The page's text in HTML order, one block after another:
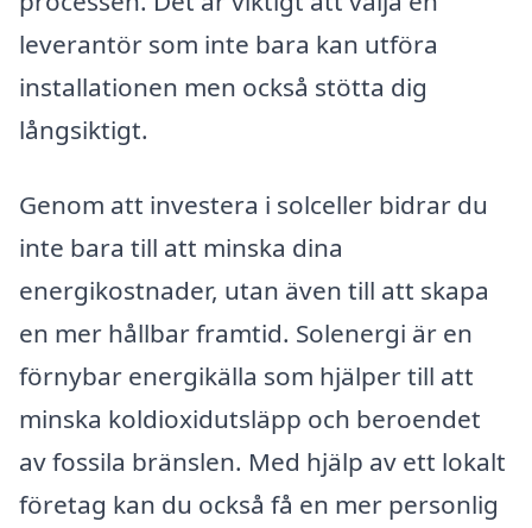
leverantör som inte bara kan utföra
installationen men också stötta dig
långsiktigt.
Genom att investera i solceller bidrar du
inte bara till att minska dina
energikostnader, utan även till att skapa
en mer hållbar framtid. Solenergi är en
förnybar energikälla som hjälper till att
minska koldioxidutsläpp och beroendet
av fossila bränslen. Med hjälp av ett lokalt
företag kan du också få en mer personlig